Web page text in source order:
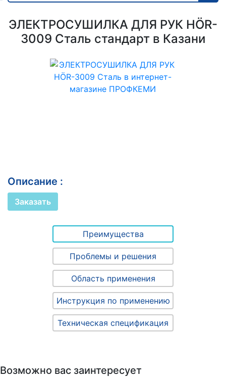
ЭЛЕКТРОСУШИЛКА ДЛЯ РУК HÖR-
3009 Сталь стандарт в Казани
Описание :
Заказать
Преимущества
Проблемы и решения
Область применения
Инструкция по применению
Техническая спецификация
Возможно вас заинтересует